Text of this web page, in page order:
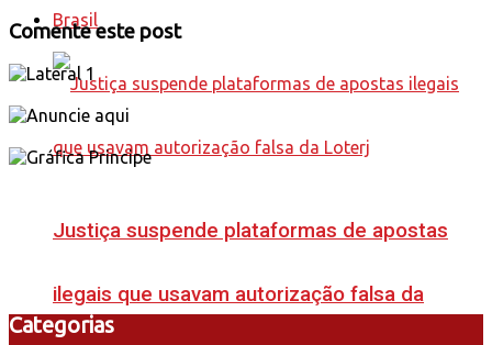
Brasil
Justiça suspende plataformas de apostas
ilegais que usavam autorização falsa da
Comente este post
Categorias